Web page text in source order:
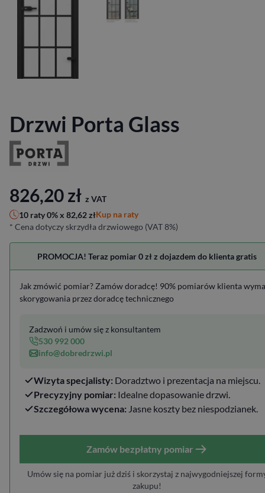
Drzwi Porta Glass
826,20zł z VAT
10 raty 0% x 82,62złKup na raty
* Cena dotyczy skrzydła drzwiowego (VAT 8%)
PROMOCJA! Teraz pomiar 0 zł z dojazdem do klienta gratis
Jak zmówić pomiar? Zamów doradcę! 90% pomiarów klienta
skorygowania przez doradcę technicznego
Wizyta specjalisty: Doradztwo i prezentacja na miejscu.
Precyzyjny pomiar: Idealne dopasowanie drzwi.
Szczegółowa wycena: Jasne koszty bez niespodzianek.
Zadzwoń i umów się z konsultantem
530 992 000
info@dobredrzwi.pl
Zamów bezpłatny pomiar
Umów się na pomiar już dziś i skorzystaj z najwygodniejszej
zakupu!